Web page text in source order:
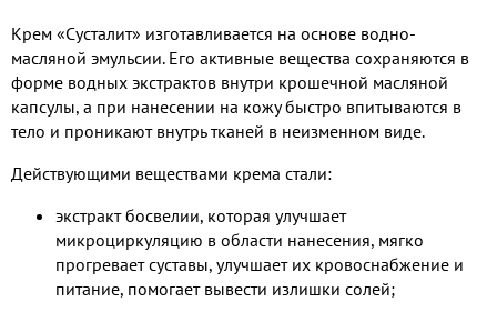
Крем «Сусталит» изготавливается на основе водно-
масляной эмульсии. Его активные вещества сохраняются в
форме водных экстрактов внутри крошечной масляной
капсулы, а при нанесении на кожу быстро впитываются в
тело и проникают внутрь тканей в неизменном виде.
Действующими веществами крема стали:
экстракт босвелии, которая улучшает
микроциркуляцию в области нанесения, мягко
прогревает суставы, улучшает их кровоснабжение и
питание, помогает вывести излишки солей;